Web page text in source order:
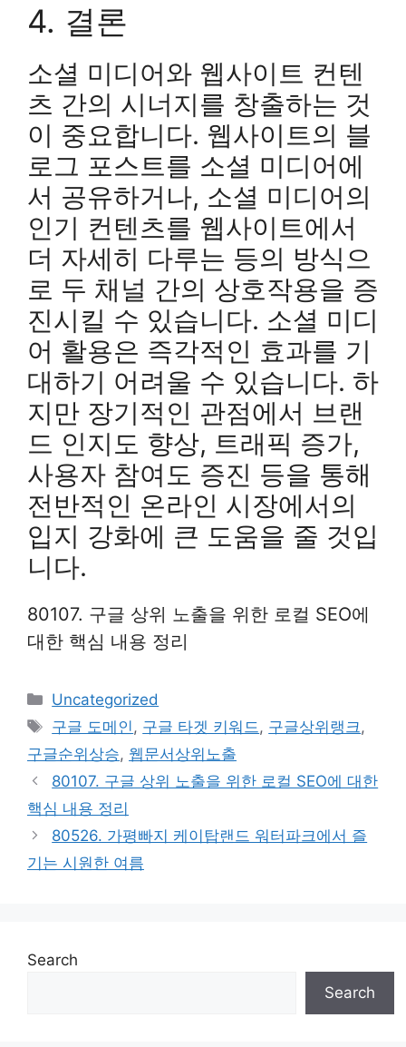
4. 결론
소셜 미디어와 웹사이트 컨텐
츠 간의 시너지를 창출하는 것
이 중요합니다. 웹사이트의 블
로그 포스트를 소셜 미디어에
서 공유하거나, 소셜 미디어의
인기 컨텐츠를 웹사이트에서
더 자세히 다루는 등의 방식으
로 두 채널 간의 상호작용을 증
진시킬 수 있습니다. 소셜 미디
어 활용은 즉각적인 효과를 기
대하기 어려울 수 있습니다. 하
지만 장기적인 관점에서 브랜
드 인지도 향상, 트래픽 증가,
사용자 참여도 증진 등을 통해
전반적인 온라인 시장에서의
입지 강화에 큰 도움을 줄 것입
니다.
80107. 구글 상위 노출을 위한 로컬 SEO에
대한 핵심 내용 정리
Categories
Uncategorized
Tags
구글 도메인 , 구글 타겟 키워드 , 구글상위랭크 ,
구글순위상승, 웹문서상위노출
80107. 구글 상위 노출을 위한 로컬 SEO에 대한
핵심 내용 정리
80526. 가평빠지 케이탑랜드 워터파크에서 즐
기는 시원한 여름
Search
Search